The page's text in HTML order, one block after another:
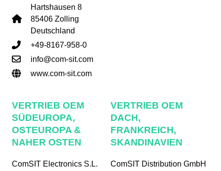
Hartshausen 8
85406 Zolling
Deutschland
+49-8167-958-0
info@com-sit.com
www.com-sit.com
VERTRIEB OEM
SÜDEUROPA,
OSTEUROPA &
NAHER OSTEN
ComSIT Electronics S.L.
VERTRIEB OEM
DACH,
FRANKREICH,
SKANDINAVIEN
ComSIT Distribution GmbH